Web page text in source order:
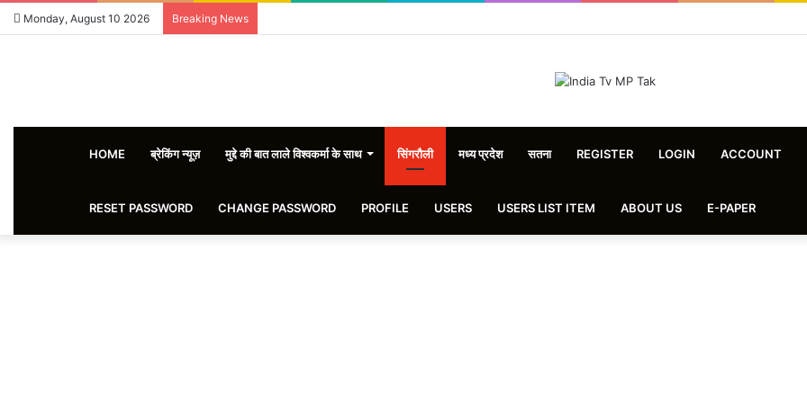
Monday, August 10 2026 Breaking News
HOME ब्रेकिंग न्यूज़ मुद्दे की बात लाले विश्वकर्मा के साथ सिंगरौली मध्य प्रदेश सतना REGISTER LOGIN ACCOUNT
RESET PASSWORD CHANGE PASSWORD PROFILE USERS USERS LIST ITEM ABOUT US E-PAPER